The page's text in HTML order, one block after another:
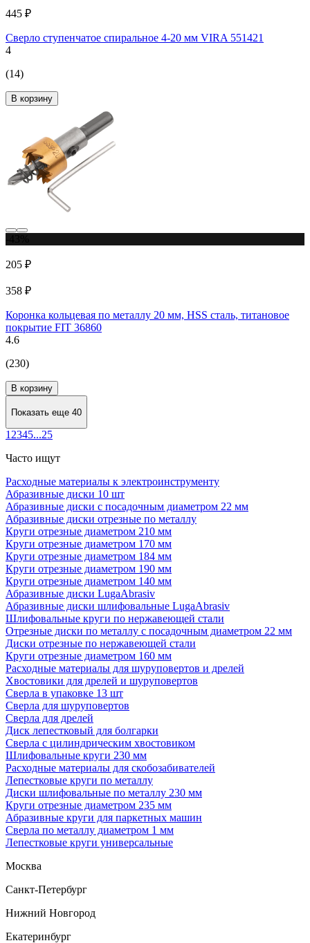
445 ₽
Сверло ступенчатое спиральное 4-20 мм VIRA 551421
4
(14)
В корзину
205 ₽
358 ₽
Коронка кольцевая по металлу 20 мм, HSS сталь, титановое
покрытие FIT 36860
4.6
(230)
В корзину
Показать еще 40
1 2345...25
Часто ищут
Расходные материалы к электроинструменту
Абразивные диски 10 шт
Абразивные диски с посадочным диаметром 22 мм
Абразивные диски отрезные по металлу
Круги отрезные диаметром 210 мм
Круги отрезные диаметром 170 мм
Круги отрезные диаметром 184 мм
Круги отрезные диаметром 190 мм
Круги отрезные диаметром 140 мм
Абразивные диски LugaAbrasiv
Абразивные диски шлифовальные LugaAbrasiv
Шлифовальные круги по нержавеющей стали
Отрезные диски по металлу с посадочным диаметром 22 мм
Диски отрезные по нержавеющей стали
Круги отрезные диаметром 160 мм
Расходные материалы для шуруповертов и дрелей
Хвостовики для дрелей и шуруповертов
Сверла в упаковке 13 шт
Сверла для шуруповертов
Сверла для дрелей
Диск лепестковый для болгарки
Сверла с цилиндрическим хвостовиком
Шлифовальные круги 230 мм
Расходные материалы для скобозабивателей
Лепестковые круги по металлу
Диски шлифовальные по металлу 230 мм
Круги отрезные диаметром 235 мм
Абразивные круги для паркетных машин
Сверла по металлу диаметром 1 мм
Лепестковые круги универсальные
Москва
Санкт-Петербург
Нижний Новгород
Екатеринбург